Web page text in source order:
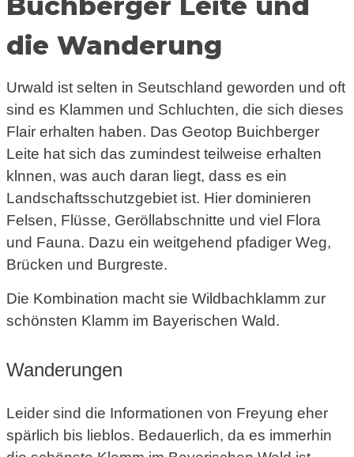
die Wanderung
Urwald ist selten in Seutschland geworden und oft
sind es Klammen und Schluchten, die sich dieses
Flair erhalten haben. Das Geotop Buichberger
Leite hat sich das zumindest teilweise erhalten
klnnen, was auch daran liegt, dass es ein
Landschaftsschutzgebiet ist. Hier dominieren
Felsen, Flüsse, Geröllabschnitte und viel Flora
und Fauna. Dazu ein weitgehend pfadiger Weg,
Brücken und Burgreste.
Die Kombination macht sie Wildbachklamm zur
schönsten Klamm im Bayerischen Wald.
Wanderungen
Leider sind die Informationen von Freyung eher
spärlich bis lieblos. Bedauerlich, da es immerhin